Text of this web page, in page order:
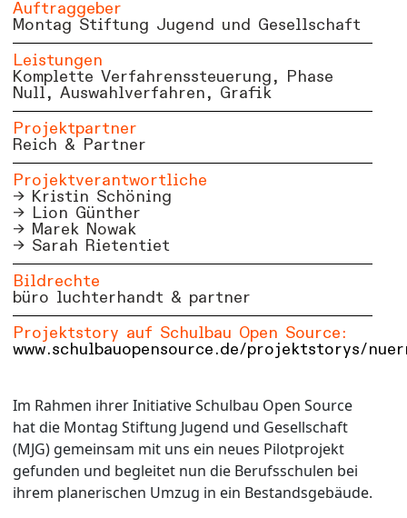
Auftraggeber
Montag Stiftung Jugend und Gesellschaft
Leistungen
Komplette Verfahrenssteuerung, Phase
Null, Auswahlverfahren, Grafik
Projektpartner
Reich & Partner
Projektverantwortliche
Kristin Schöning
Lion Günther
Marek Nowak
Sarah Rietentiet
Bildrechte
büro luchterhandt & partner
Projektstory auf Schulbau Open Source:
www.schulbauopensource.de/projektstorys/
Im Rahmen ihrer Initiative Schulbau Open Source
hat die Montag Stiftung Jugend und Gesellschaft
(MJG) gemeinsam mit uns ein neues Pilotprojekt
gefunden und begleitet nun die Berufsschulen bei
ihrem planerischen Umzug in ein Bestandsgebäude.